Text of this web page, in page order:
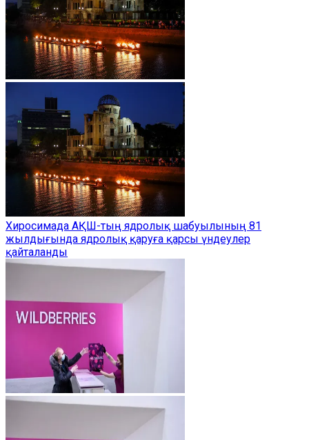
Хиросимада АҚШ-тың ядролық шабуылының 81
жылдығында ядролық қаруға қарсы үндеулер
қайталанды